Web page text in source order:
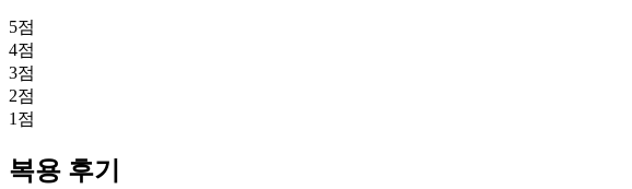
5점
4점
3점
2점
1 점
복용 후기